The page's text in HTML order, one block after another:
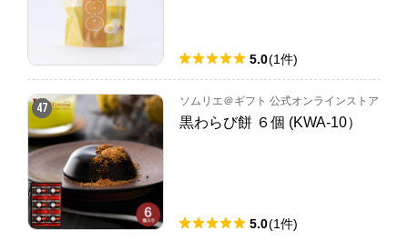
5.0(1件)
47 ソムリエ＠ギフト 公式オンラインストア
黒わらび餅 ６個 (KWA-10）
5.0(1件)